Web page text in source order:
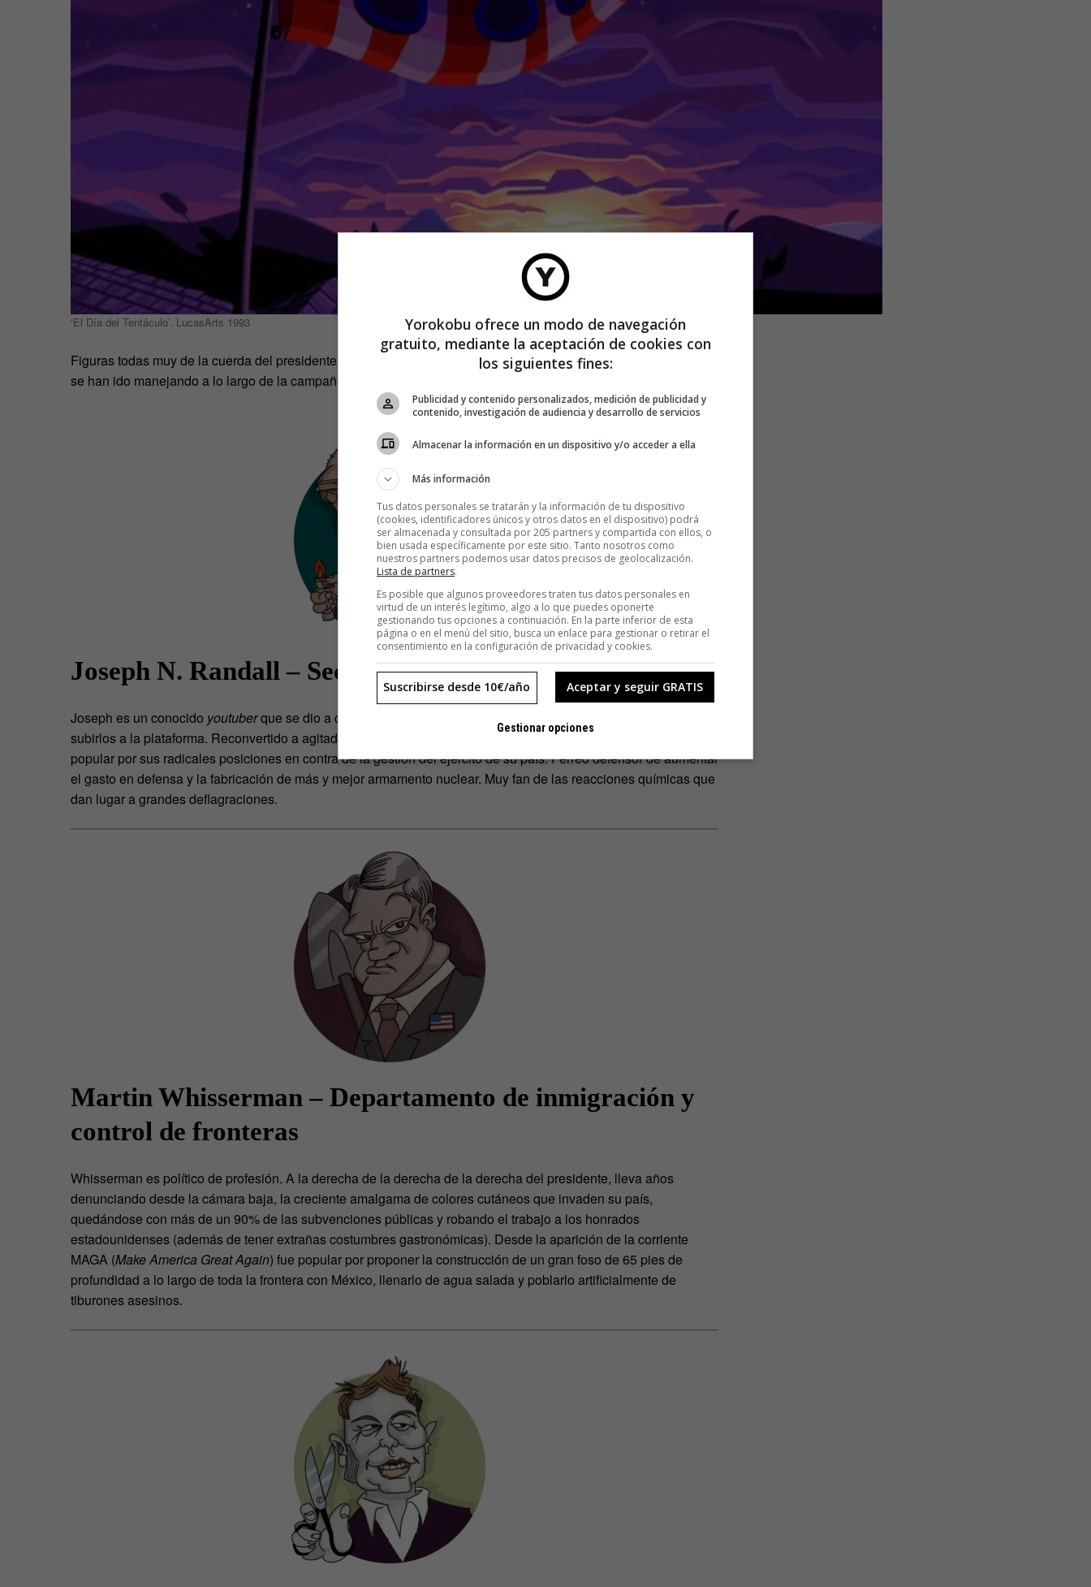
‘El Día del Tentáculo’. LucasArts 1993
Figuras todas muy de la cuerda del presidente electo, destacándose por secundar las estrafalarias teorías que
se han ido manejando a lo largo de la campaña.
Joseph N. Randall – Secretario de defensa
Joseph es un conocido youtuberque se dio a conocer hace unos años por prender sus
subirlos a la plataforma. Reconvertido a agitador mediático en la red social X, en los últimos tiempos fue muy
popular por sus radicales posiciones en contra de la gestión del ejército de su país. Férreo defensor de aumentar
el gasto en defensa y la fabricación de más y mejor armamento nuclear. Muy fan de las reacciones químicas que
dan lugar a grandes deflagraciones.
Martin Whisserman – Departamento de inmigración y
control de fronteras
Whisserman es político de profesión. A la derecha de la derecha de la derecha del presidente, lleva años
denunciando desde la cámara baja, la creciente amalgama de colores cutáneos que invaden su país,
quedándose con más de un 90% de las subvenciones públicas y robando el trabajo a los honrados
estadounidenses (además de tener extrañas costumbres gastronómicas). Desde la aparición de la corriente
MAGA (Make America Great Again) fue popular por proponer la construcción de un gran foso de 65 pies de
profundidad a lo largo de toda la frontera con México, llenarlo de agua salada y poblarlo artificialmente de
tiburones asesinos.
Yorokobu ofrece un modo de navegación
gratuito, mediante la aceptación de cookies con
los siguientes fines:
Publicidad y contenido personalizados, medición de publicidad y
contenido, investigación de audiencia y desarrollo de servicios
Almacenar la información en un dispositivo y/o acceder a ella
Más información
Tus datos personales se tratarán y la información de tu dispositivo
(cookies, identificadores únicos y otros datos en el dispositivo) podrá
ser almacenada y consultada por 205 partners y compartida con ellos, o
bien usada específicamente por este sitio. Tanto nosotros como
nuestros partners podemos usar datos precisos de geolocalización.
Lista de partners.
Es posible que algunos proveedores traten tus datos personales en
virtud de un interés legítimo, algo a lo que puedes oponerte
gestionando tus opciones a continuación. En la parte inferior de esta
página o en el menú del sitio, busca un enlace para gestionar o retirar el
consentimiento en la configuración de privacidad y cookies.
Aceptar y seguir GRATIS
Suscribirse desde 10€/año
Gestionar opciones